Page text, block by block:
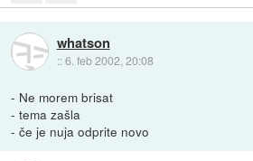
whatson
::6. feb 2002, 20:08
- Ne morem brisat
- tema zašla
- če je nuja odprite novo